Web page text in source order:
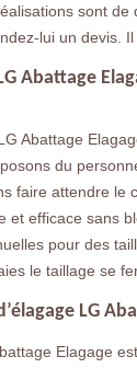
sont de
lui un devis.
Abattage
Abattage
du
faire attendre le
et efficace sans
pour des
le taillage se
LG
Elagage